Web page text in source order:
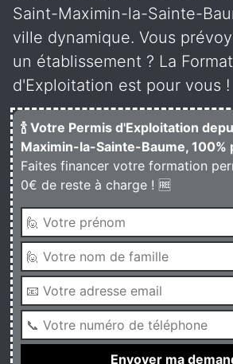
Saint-Maximin-la-Sainte-
ville dynamique. Vous
un établissement ? La
d'Exploitation est pour vous !
🍾 Votre Permis d'Exploitation
Maximin-la-Sainte-Baume, 100%
Faites financer votre formation
0€ de reste à charge ! 🆓